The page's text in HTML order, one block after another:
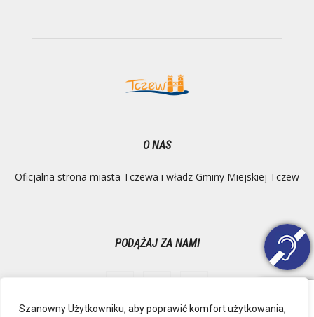
Szanowny Użytkowniku, aby poprawić komfort użytkowania,
O NAS
Oficjalna strona miasta Tczewa i władz Gminy Miejskiej Tczew
PODĄŻAJ ZA NAMI